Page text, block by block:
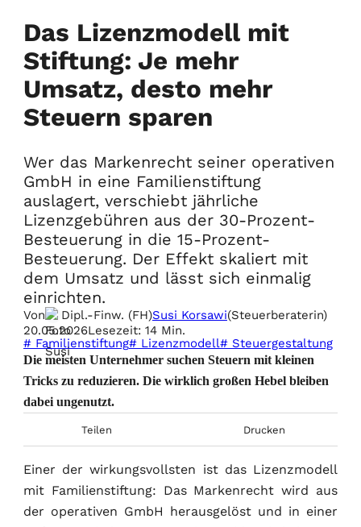
Das Lizenzmodell mit
Stiftung: Je mehr
Umsatz, desto mehr
Steuern sparen
Wer das Markenrecht seiner operativen
GmbH in eine Familienstiftung
auslagert, verschiebt jährliche
Lizenzgebühren aus der 30-Prozent-
Besteuerung in die 15-Prozent-
Besteuerung. Der Effekt skaliert mit
dem Umsatz und lässt sich einmalig
einrichten.
Von Dipl.-Finw. (FH)Susi Korsawi(Steuerberaterin)
20.05.2026Lesezeit: 14 Min.
# Familienstiftung# Lizenzmodell# Steuergestaltung
Die meisten Unternehmer suchen Steuern mit kleinen
Tricks zu reduzieren. Die wirklich großen Hebel bleiben
dabei ungenutzt.
Teilen Drucken
Einer der wirkungsvollsten ist das Lizenzmodell
mit Familienstiftung: Das Markenrecht wird aus
der operativen GmbH herausgelöst und in einer